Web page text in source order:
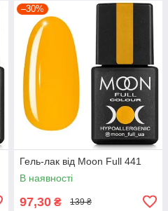
–30%
Гель-лак від Moon Full 441
В наявності
97,30 ₴ 139 ₴